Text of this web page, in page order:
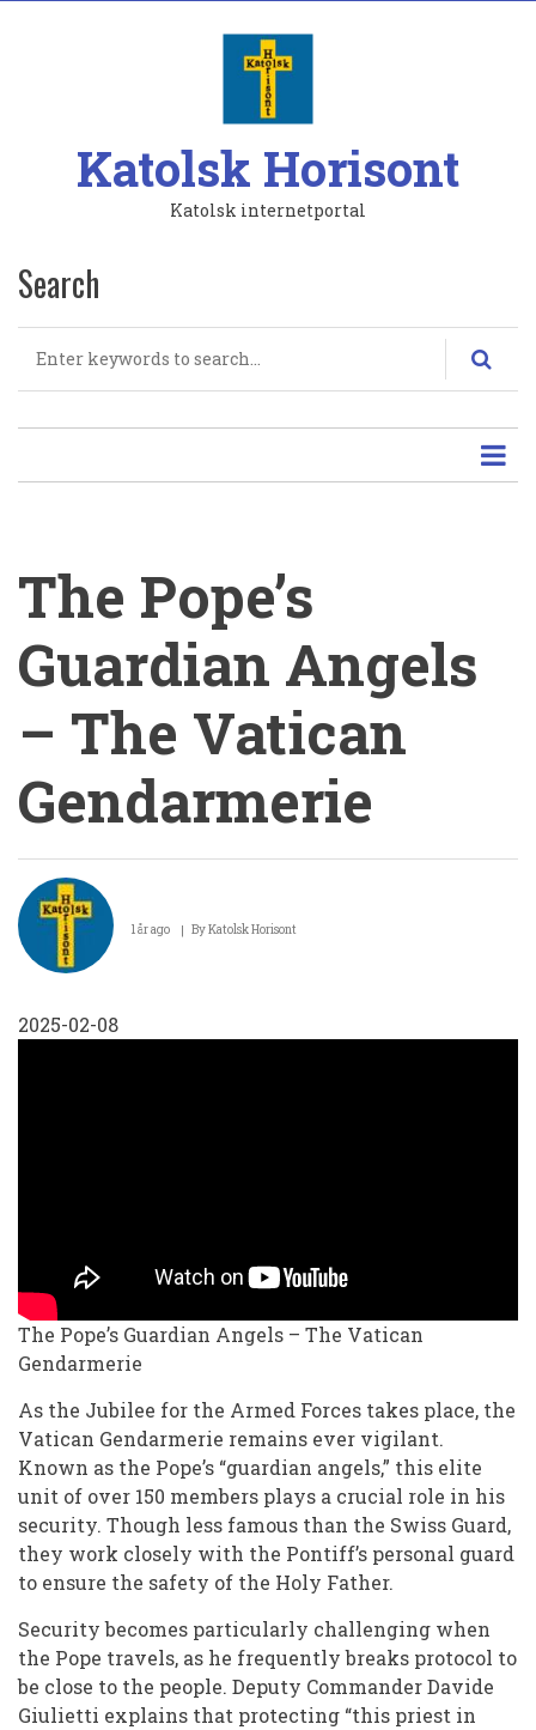
Katolsk Horisont
Katolsk internetportal
Search
The Pope’s
Guardian Angels
– The Vatican
Gendarmerie
The
Pope’s
Guardian
–
1 år ago ByKatolsk Horisont
2025-02-08
The Pope’s Guardian Angels – The Vatican
Gendarmerie
As the Jubilee for the Armed Forces takes place, the
Vatican Gendarmerie remains ever vigilant.
Known as the Pope’s “guardian angels,” this elite
unit of over 150 members plays a crucial role in his
security. Though less famous than the Swiss Guard,
they work closely with the Pontiff’s personal guard
to ensure the safety of the Holy Father.
Security becomes particularly challenging when
the Pope travels, as he frequently breaks protocol to
be close to the people. Deputy Commander Davide
Giulietti explains that protecting “this priest in